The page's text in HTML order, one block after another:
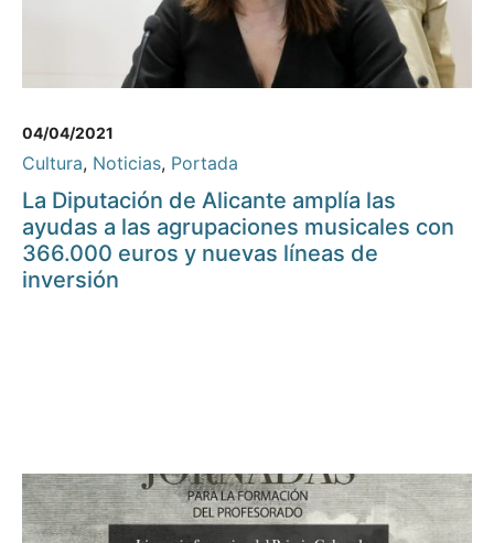
04/04/2021
Cultura, Noticias, Portada
La Diputación de Alicante amplía las
ayudas a las agrupaciones musicales con
366.000 euros y nuevas líneas de
inversión